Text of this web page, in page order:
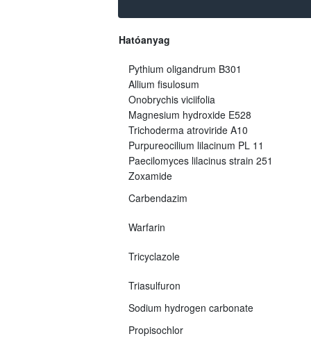
Hatóanyag
Pythium oligandrum B301
Allium fisulosum
Onobrychis viciifolia
Magnesium hydroxide E528
Trichoderma atroviride A10
Purpureocilium lilacinum PL 11
Paecilomyces lilacinus strain 251
Zoxamide
Carbendazim
Warfarin
Tricyclazole
Triasulfuron
Sodium hydrogen carbonate
Propisochlor